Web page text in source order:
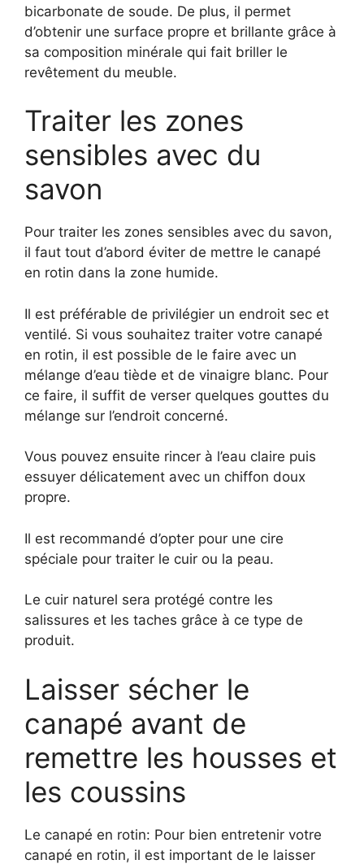
bicarbonate de soude. De plus, il permet
d’obtenir une surface propre et brillante grâce à
sa composition minérale qui fait briller le
revêtement du meuble.
Traiter les zones
sensibles avec du
savon
Pour traiter les zones sensibles avec du savon,
il faut tout d’abord éviter de mettre le canapé
en rotin dans la zone humide.
Il est préférable de privilégier un endroit sec et
ventilé. Si vous souhaitez traiter votre canapé
en rotin, il est possible de le faire avec un
mélange d’eau tiède et de vinaigre blanc. Pour
ce faire, il suffit de verser quelques gouttes du
mélange sur l’endroit concerné.
Vous pouvez ensuite rincer à l’eau claire puis
essuyer délicatement avec un chiffon doux
propre.
Il est recommandé d’opter pour une cire
spéciale pour traiter le cuir ou la peau.
Le cuir naturel sera protégé contre les
salissures et les taches grâce à ce type de
produit.
Laisser sécher le
canapé avant de
remettre les housses et
les coussins
Le canapé en rotin: Pour bien entretenir votre
canapé en rotin, il est important de le laisser